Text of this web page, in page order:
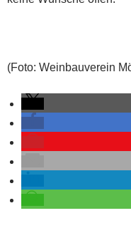
(Foto: Weinbauverein